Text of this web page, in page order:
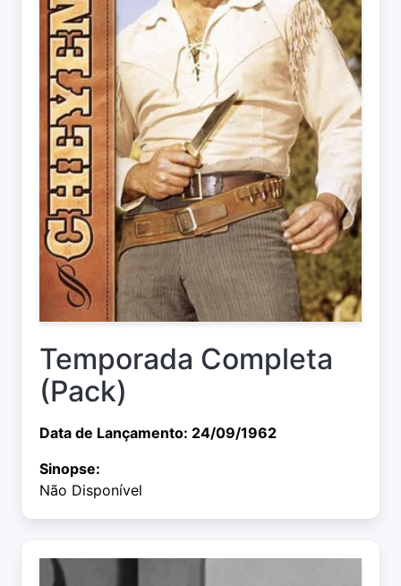
Temporada Completa
(Pack)
Data de Lançamento: 24/09/1962
Sinopse:
Não Disponível